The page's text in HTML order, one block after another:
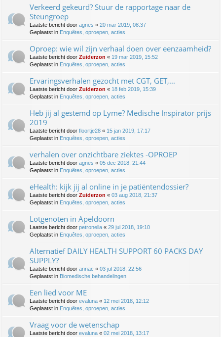
Verkeerd gekeurd? Stuur de rapportage naar de
Steungroep
Laatste bericht door agnes « 20 mar 2019, 08:37
Geplaatst in Enquêtes, oproepen, acties
Oproep: wie wil zijn verhaal doen over eenzaamheid?
Laatste bericht door Zuiderzon « 19 mar 2019, 15:52
Geplaatst in Enquêtes, oproepen, acties
Ervaringsverhalen gezocht met CGT, GET,...
Laatste bericht door Zuiderzon « 18 feb 2019, 15:39
Geplaatst in Enquêtes, oproepen, acties
Heb jij al gestemd op Lyme? Medische Inspirator prijs
2019
Laatste bericht door floortje28 « 15 jan 2019, 17:17
Geplaatst in Enquêtes, oproepen, acties
verhalen over onzichtbare ziektes -OPROEP
Laatste bericht door agnes « 05 dec 2018, 21:44
Geplaatst in Enquêtes, oproepen, acties
eHealth: kijk jij al online in je patiëntendossier?
Laatste bericht door Zuiderzon « 03 aug 2018, 21:37
Geplaatst in Enquêtes, oproepen, acties
Lotgenoten in Apeldoorn
Laatste bericht door petronella « 29 jul 2018, 19:10
Geplaatst in Enquêtes, oproepen, acties
Alternatief DAILY HEALTH SUPPORT 60 PACKS DAY
SUPPLY?
Laatste bericht door annac « 03 jul 2018, 22:56
Geplaatst in Biomedische behandelingen
Een lied voor ME
Laatste bericht door evaluna « 12 mei 2018, 12:12
Geplaatst in Enquêtes, oproepen, acties
Vraag voor de wetenschap
Laatste bericht door evaluna « 02 mei 2018, 13:17